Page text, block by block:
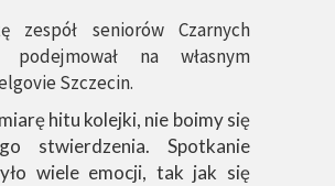
zespół seniorów Czarnych
podejmował na własnym
Szczecin.
hitu kolejki, nie boimy się
stwierdzenia. Spotkanie
wiele emocji, tak jak się